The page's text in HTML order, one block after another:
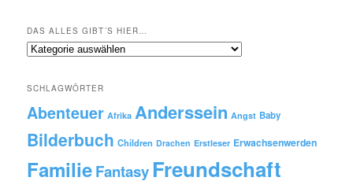
DAS ALLES GIBT´S HIER…
Das
´s
hier…
SCHLAGWÖRTER
Abenteuer Afrika Anderssein Angst Baby
Bilderbuch Children Drachen Erstleser Erwachsenwerden
FamilieFantasy Freundschaft